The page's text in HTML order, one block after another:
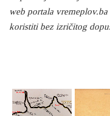
web portala
koristiti bez izričitog